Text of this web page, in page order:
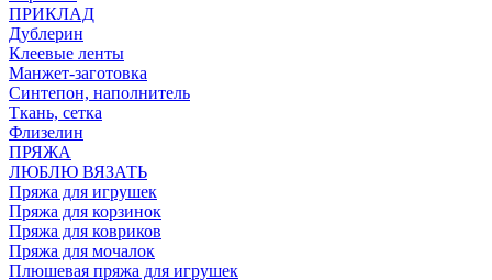
ПРИКЛАД
Дублерин
Клеевые ленты
Манжет-заготовка
Синтепон, наполнитель
Ткань, сетка
Флизелин
ПРЯЖА
ЛЮБЛЮ ВЯЗАТЬ
Пряжа для игрушек
Пряжа для корзинок
Пряжа для ковриков
Пряжа для мочалок
Плюшевая пряжа для игрушек